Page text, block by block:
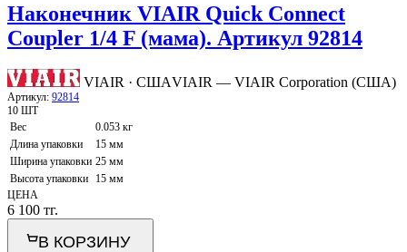
Наконечник VIAIR Quick Connect
Coupler 1/4 F (мама). Артикул 92814
VIAIR · СШАVIAIR — VIAIR Corporation (США)
Артикул: 92814
10 ШТ
Вес
0.053 кг
Длина упаковки
15 мм
Ширина упаковки 25 мм
Высота упаковки
15 мм
ЦЕНА
6 100 тг.
В КОРЗИНУ